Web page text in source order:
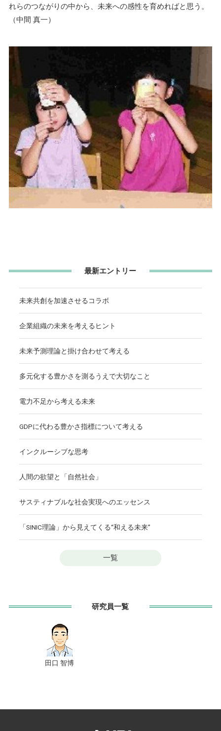
れらのつながりの中から、未来への感性を育めればと思う。
（中間 真一）
最新エントリー
未来共創を加速させるコラボ
企業組織の未来を考えるヒント
未来予測理論と掛け合わせて考える
多元化する豊かさを測るうえで大切なこと
電力不足から考える未来
GDPに代わる豊かさ指標について考える
インクルーシブな思考
人間の欲望と「自然社会」
サスティナブルな社会実現へのエッセンス
「SINIC理論」から見えてくる“和える未来”
一覧
研究員一覧
田口 智博